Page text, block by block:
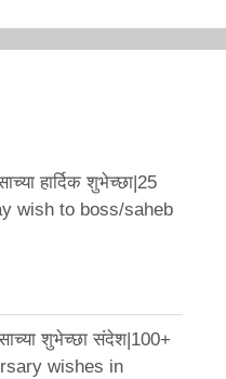
हार्दिक शुभेच्छा|25
wish to boss/saheb
शुभेच्छा संदेश|100+
wishes in